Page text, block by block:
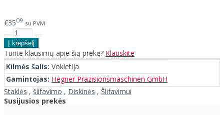
€3509 su PVM
Turite klausimų apie šią prekę? Klauskite
Kilmės šalis: Vokietija
Gamintojas: Hegner Präzisionsmaschinen GmbH
Staklės , šlifavimo , Diskinės , Šlifavimui
Susijusios prekės